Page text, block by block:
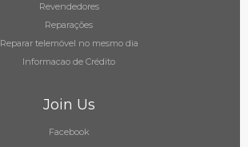
Revendedores
Reparações
Reparar telemóvel no mesmo dia
Informacao de Crédito
Join Us
Facebook